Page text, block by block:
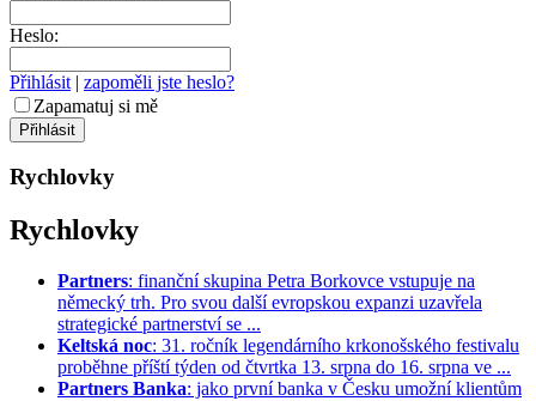
Heslo:
Přihlásit | zapoměli jste heslo?
Zapamatuj si mě
Rychlovky
Rychlovky
Partners: finanční skupina Petra Borkovce vstupuje na
německý trh. Pro svou další evropskou expanzi uzavřela
strategické partnerství se ...
Keltská noc: 31. ročník legendárního krkonošského festivalu
proběhne příští týden od čtvrtka 13. srpna do 16. srpna ve ...
Partners Banka: jako první banka v Česku umožní klientům